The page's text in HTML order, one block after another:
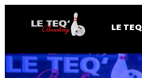
LE TEQ